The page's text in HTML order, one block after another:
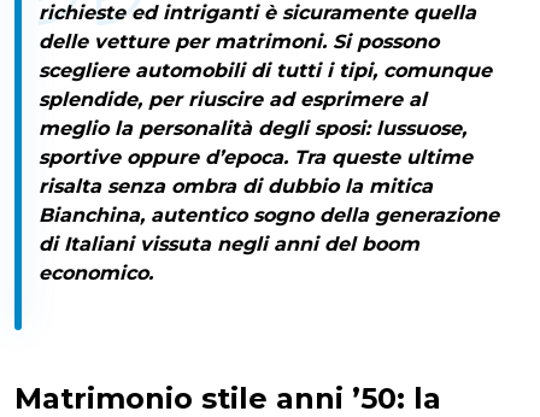
richieste ed intriganti è sicuramente quella
delle vetture per matrimoni. Si possono
scegliere automobili di tutti i tipi, comunque
splendide, per riuscire ad esprimere al
meglio la personalità degli sposi: lussuose,
sportive oppure d’epoca. Tra queste ultime
risalta senza ombra di dubbio la mitica
Bianchina, autentico sogno della generazione
di Italiani vissuta negli anni del boom
economico.
Matrimonio stile anni ’50: la